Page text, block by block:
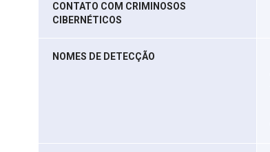
CONTATO COM CRIMINOSOS
CIBERNÉTICOS
NOMES DE DETECÇÃO